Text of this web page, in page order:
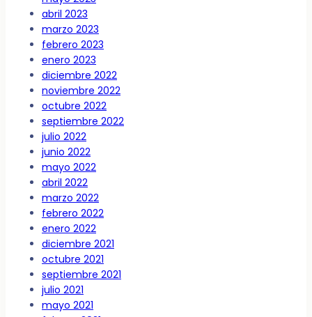
abril 2023
marzo 2023
febrero 2023
enero 2023
diciembre 2022
noviembre 2022
octubre 2022
septiembre 2022
julio 2022
junio 2022
mayo 2022
abril 2022
marzo 2022
febrero 2022
enero 2022
diciembre 2021
octubre 2021
septiembre 2021
julio 2021
mayo 2021